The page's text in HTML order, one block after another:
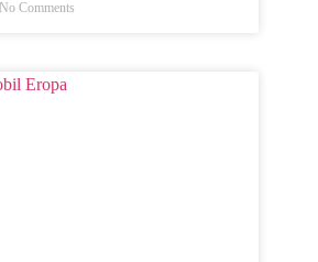
No Comments